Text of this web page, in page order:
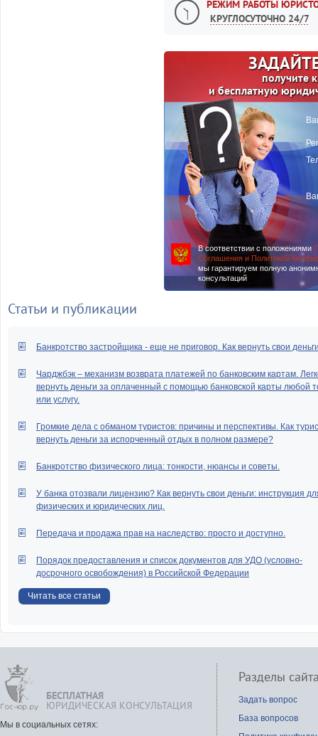
РЕЖИМ РАБОТЫ
КРУГЛОСУТОЧНО 24/7
получите
и бесплатную
В соответствии с положениями
Соглашения и Политикой
мы гарантируем полную
консультаций
Статьи и публикации
Банкротство застройщика - еще не приговор. Как вернуть свои
Чарджбэк – механизм возврата платежей по банковским картам.
вернуть деньги за оплаченный с помощью банковской карты любой
или услугу.
Громкие дела с обманом туристов: причины и перспективы. Как
вернуть деньги за испорченный отдых в полном размере?
Банкротство физического лица: тонкости, нюансы и советы.
У банка отозвали лицензию? Как вернуть свои деньги: инструкция
физических и юридических лиц.
Передача и продажа прав на наследство: просто и доступно.
Порядок предоставления и список документов для УДО (условно-
досрочного освобождения) в Российской Федерации
Читать все статьи
БЕСПЛАТНАЯ
ЮРИДИЧЕСКАЯ КОНСУЛЬТАЦИЯ
Мы в социальных сетях:
Разделы
Задать вопрос
База вопросов